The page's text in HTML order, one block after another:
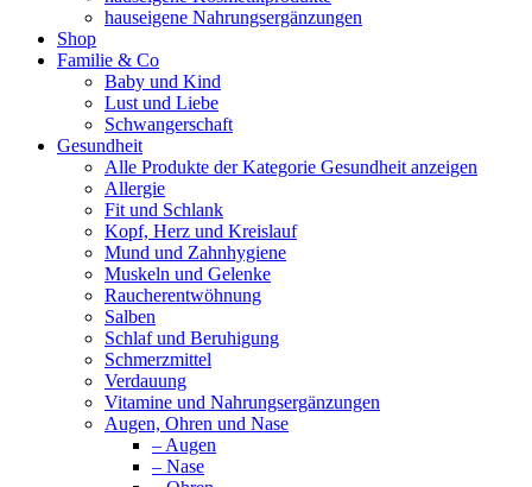
hauseigene Nahrungsergänzungen
Shop
Familie & Co
Baby und Kind
Lust und Liebe
Schwangerschaft
Gesundheit
Alle Produkte der Kategorie Gesundheit anzeigen
Allergie
Fit und Schlank
Kopf, Herz und Kreislauf
Mund und Zahnhygiene
Muskeln und Gelenke
Raucherentwöhnung
Salben
Schlaf und Beruhigung
Schmerzmittel
Verdauung
Vitamine und Nahrungsergänzungen
Augen, Ohren und Nase
– Augen
– Nase